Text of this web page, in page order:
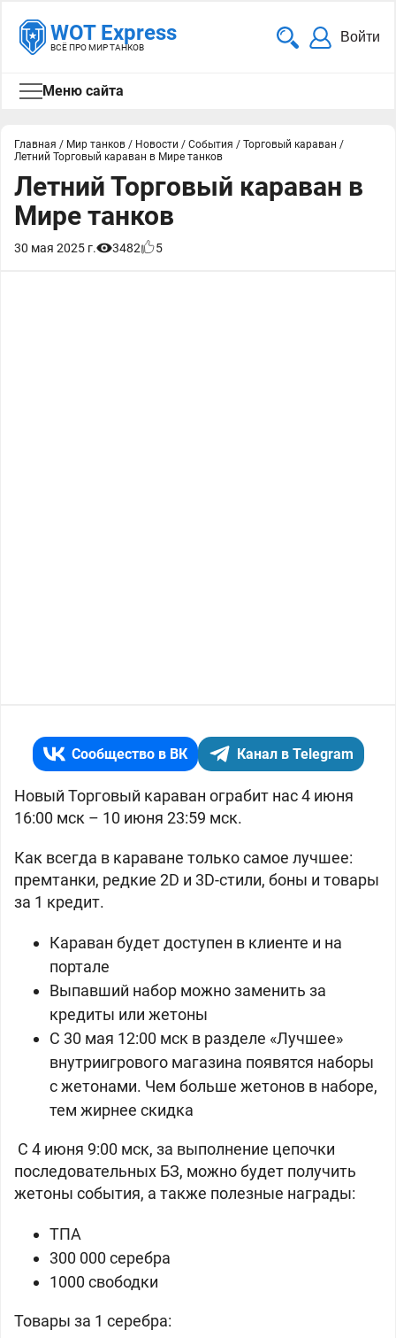
WOT Express
ВСЁ ПРО МИР ТАНКОВ
Войти
Меню сайта
Главная / Мир танков / Новости / События / Торговый караван /
Летний Торговый караван в Мире танков
Летний Торговый караван в
Мире танков
30 мая 2025 г. 3482 5
Сообщество в ВК Канал в Telegram
Новый Торговый караван ограбит нас 4 июня
16:00 мск – 10 июня 23:59 мск.
Как всегда в караване только самое лучшее:
премтанки, редкие 2D и 3D-стили, боны и товары
за 1 кредит.
Караван будет доступен в клиенте и на
портале
Выпавший набор можно заменить за
кредиты или жетоны
С 30 мая 12:00 мск в разделе «Лучшее»
внутриигрового магазина появятся наборы
с жетонами. Чем больше жетонов в наборе,
тем жирнее скидка
С 4 июня 9:00 мск, за выполнение цепочки
последовательных БЗ, можно будет получить
жетоны события, а также полезные награды:
ТПА
300 000 серебра
1000 свободки
Товары за 1 серебра: